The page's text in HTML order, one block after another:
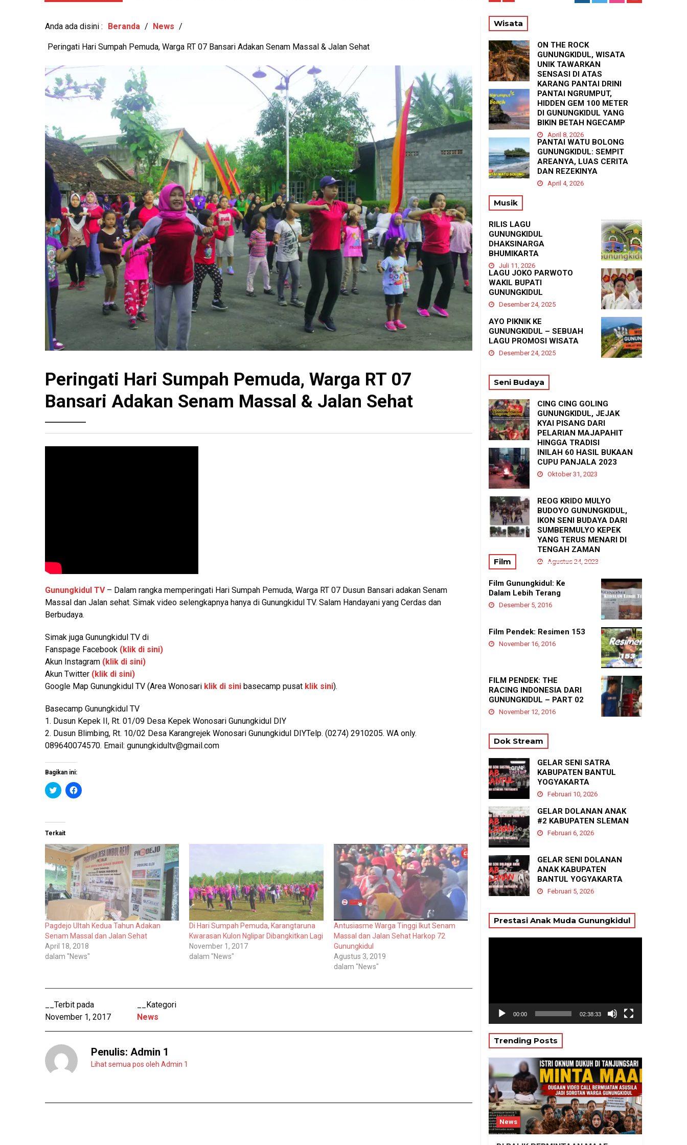
Anda ada disini : Beranda / News /
Peringati Hari Sumpah Pemuda, Warga RT 07 Bansari Adakan Senam Massal & Jalan Sehat
Peringati Hari Sumpah Pemuda, Warga RT 07
Bansari Adakan Senam Massal & Jalan Sehat
Gunungkidul TV– Dalam rangka memperingati Hari Sumpah Pemuda, Warga RT 07 Dusun Bansari adakan Senam
Massal dan Jalan sehat. Simak video selengkapnya hanya di Gunungkidul TV. Salam Handayani yang Cerdas dan
Berbudaya.
Simak juga Gunungkidul TV di
Fanspage Facebook (klik di sini)
Akun Instagram (klik di sini)
Akun Twitter (klik di sini)
Google Map Gunungkidul TV (Area Wonosari klik di sini basecamp pusat klik sini).
Basecamp Gunungkidul TV
1. Dusun Kepek II, Rt. 01/09 Desa Kepek Wonosari Gunungkidul DIY
2. Dusun Blimbing, Rt. 10/02 Desa Karangrejek Wonosari Gunungkidul DIYTelp. (0274) 2910205. WA only.
089640074570. Email: gunungkidultv@gmail.com
Bagikan ini:
K
l
n
u
k
b
r
b
a
g
i
p
a
T
w
i
t
t
e
r
m
u
k
a
d
j
n
d
l
g
K
l
k
m
e
m
b
a
g
i
k
a
i
F
a
c
e
b
o
M
m
b
u
k
d
a
Terkait
Pagdejo Ultah Kedua Tahun Adakan
Senam Massal dan Jalan Sehat
April 18, 2018
dalam "News"
Di Hari Sumpah Pemuda, Karangtaruna
Kwarasan Kulon Nglipar Dibangkitkan Lagi
November 1, 2017
dalam "News"
Antusiasme Warga Tinggi Ikut Senam
Massal dan Jalan Sehat Harkop 72
Gunungkidul
Agustus 3, 2019
dalam "News"
__Terbit pada
November 1, 2017
__Kategori
News
Penulis: Admin 1
Lihat semua pos oleh Admin 1
Wisata
ON THE ROCK
GUNUNGKIDUL, WISATA
UNIK TAWARKAN
SENSASI DI ATAS
KARANG PANTAI DRINI
April 23, 2026
PANTAI NGRUMPUT,
HIDDEN GEM 100 METER
DI GUNUNGKIDUL YANG
BIKIN BETAH NGECAMP
April 8, 2026
PANTAI WATU BOLONG
GUNUNGKIDUL: SEMPIT
AREANYA, LUAS CERITA
DAN REZEKINYA
April 4, 2026
Musik
RILIS LAGU
GUNUNGKIDUL
DHAKSINARGA
BHUMIKARTA
Juli 11, 2026
LAGU JOKO PARWOTO
WAKIL BUPATI
GUNUNGKIDUL
Desember 24, 2025
AYO PIKNIK KE
GUNUNGKIDUL – SEBUAH
LAGU PROMOSI WISATA
Desember 24, 2025
Seni Budaya
CING CING GOLING
GUNUNGKIDUL, JEJAK
KYAI PISANG DARI
PELARIAN MAJAPAHIT
HINGGA TRADISI
TASYAKURAN
PADUKUHAN GEDANGAN
Agustus 21, 2025
INILAH 60 HASIL BUKAAN
CUPU PANJALA 2023
Oktober 31, 2023
REOG KRIDO MULYO
BUDOYO GUNUNGKIDUL,
IKON SENI BUDAYA DARI
SUMBERMULYO KEPEK
YANG TERUS MENARI DI
TENGAH ZAMAN
Agustus 24, 2023
Film
Film Gunungkidul: Ke
Dalam Lebih Terang
Desember 5, 2016
Film Pendek: Resimen 153
November 16, 2016
FILM PENDEK: THE
RACING INDONESIA DARI
GUNUNGKIDUL – PART 02
November 12, 2016
Dok Stream
GELAR SENI SATRA
KABUPATEN BANTUL
YOGYAKARTA
Februari 10, 2026
GELAR DOLANAN ANAK
#2 KABUPATEN SLEMAN
Februari 6, 2026
GELAR SENI DOLANAN
ANAK KABUPATEN
BANTUL YOGYAKARTA
Februari 5, 2026
Prestasi Anak Muda Gunungkidul
00:00 02:38:33
Trending Posts
News